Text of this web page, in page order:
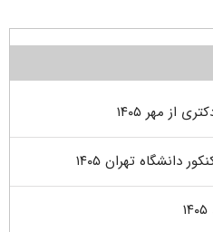
از مهر ۱۴۰۵
دانشگاه تهران ۱۴۰۵